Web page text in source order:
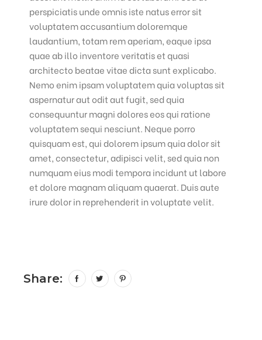
perspiciatis unde omnis iste natus error sit
voluptatem accusantium doloremque
laudantium, totam rem aperiam, eaque ipsa
quae ab illo inventore veritatis et quasi
architecto beatae vitae dicta sunt explicabo.
Nemo enim ipsam voluptatem quia voluptas sit
aspernatur aut odit aut fugit, sed quia
consequuntur magni dolores eos qui ratione
voluptatem sequi nesciunt. Neque porro
quisquam est, qui dolorem ipsum quia dolor sit
amet, consectetur, adipisci velit, sed quia non
numquam eius modi tempora incidunt ut labore
et dolore magnam aliquam quaerat. Duis aute
irure dolor in reprehenderit in voluptate velit.
Share: